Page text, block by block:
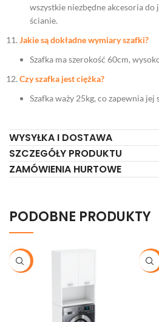
wszystkie niezbędne akcesoria do
ścianie.
Jakie są dokładne wymiary szafki?
Szafka ma szerokość 60cm,
Czy szafka jest ciężka?
Szafka waży 25kg, co zapewnia
WYSYŁKA I DOSTAWA
SZCZEGÓŁY PRODUKTU
ZAMÓWIENIA HURTOWE
PODOBNE PRODUKTY
-26% -13%